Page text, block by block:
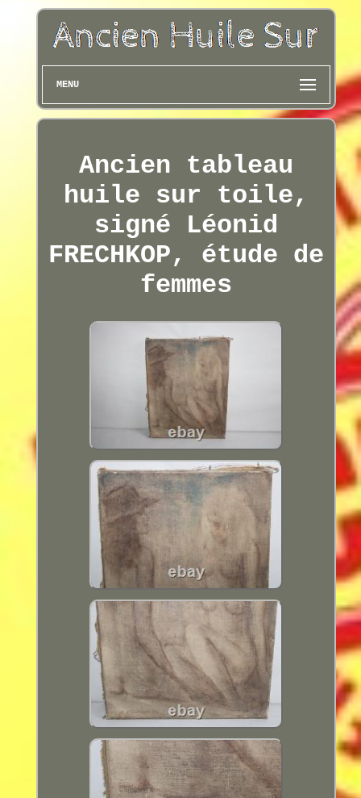
MENU
Ancien tableau
huile sur toile,
signé Léonid
FRECHKOP, étude de
femmes